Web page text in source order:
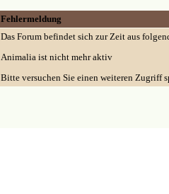
Fehlermeldung
Das Forum befindet sich zur Zeit aus
Animalia ist nicht mehr aktiv
Bitte versuchen Sie einen weiteren Zugriff